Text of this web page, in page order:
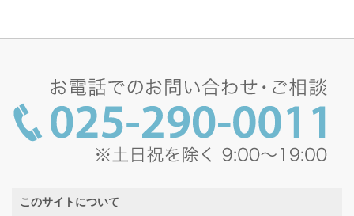
このサイトについて